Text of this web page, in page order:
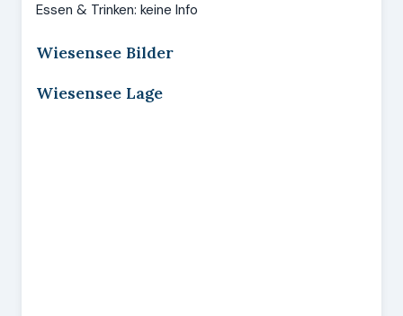
Essen & Trinken: keine Info
Wiesensee Bilder
Wiesensee Lage